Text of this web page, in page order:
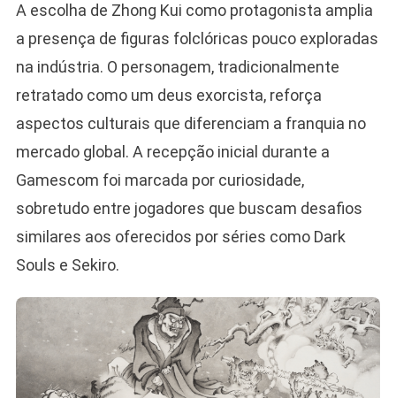
A escolha de Zhong Kui como protagonista amplia
a presença de figuras folclóricas pouco exploradas
na indústria. O personagem, tradicionalmente
retratado como um deus exorcista, reforça
aspectos culturais que diferenciam a franquia no
mercado global. A recepção inicial durante a
Gamescom foi marcada por curiosidade,
sobretudo entre jogadores que buscam desafios
similares aos oferecidos por séries como Dark
Souls e Sekiro.